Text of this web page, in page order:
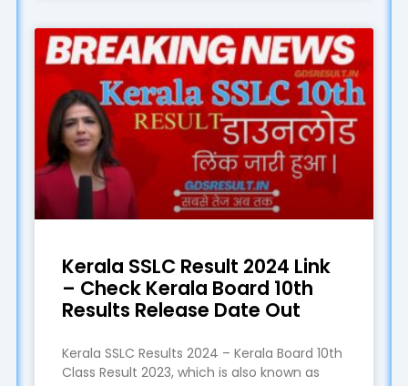
Kerala SSLC Result 2024 Link
– Check Kerala Board 10th
Results Release Date Out
Kerala SSLC Results 2024 – Kerala Board 10th
Class Result 2023, which is also known as